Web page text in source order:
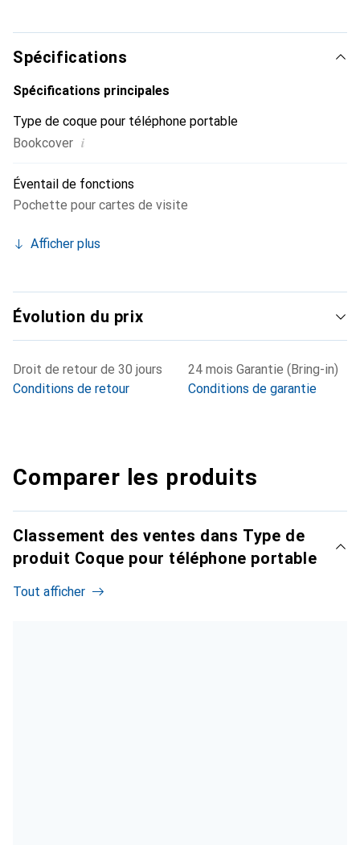
produits de haute qualité, la marque Noreve est un choix
fiable pour une clientèle exigeante.
Spécifications
Spécifications principales
Type de coque pour téléphone portable
Bookcover i
Éventail de fonctions
Pochette pour cartes de visite
Afficher plus
Évolution du prix
Droit de retour de 30 jours
Conditions de retour
24 mois Garantie (Bring-in)
Conditions de garantie
Comparer les produits
Classement des ventes dans Type de
produit Coque pour téléphone portable
Tout afficher